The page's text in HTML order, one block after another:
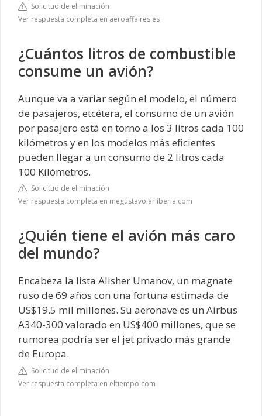
Solicitud de eliminación
Ver respuesta completa en aeroaffaires.es
¿Cuántos litros de combustible
consume un avión?
Aunque va a variar según el modelo, el número
de pasajeros, etcétera, el consumo de un avión
por pasajero está en torno a los 3 litros cada 100
kilómetros y en los modelos más eficientes
pueden llegar a un consumo de 2 litros cada
100 Kilómetros.
Solicitud de eliminación
Ver respuesta completa en megustavolar.iberia.com
¿Quién tiene el avión más caro
del mundo?
Encabeza la lista Alisher Umanov, un magnate
ruso de 69 años con una fortuna estimada de
US$19.5 mil millones. Su aeronave es un Airbus
A340-300 valorado en US$400 millones, que se
rumorea podría ser el jet privado más grande
de Europa.
Solicitud de eliminación
Ver respuesta completa en eltiempo.com